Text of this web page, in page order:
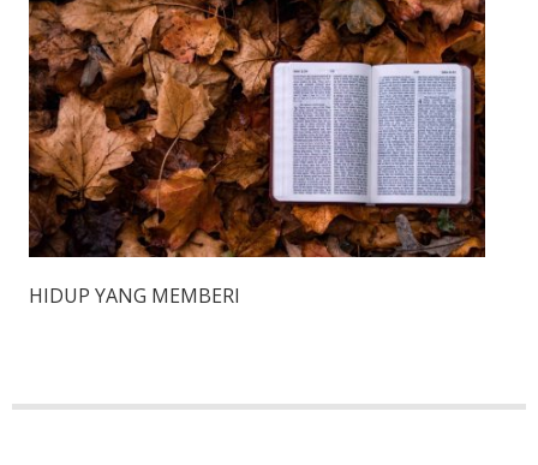
HIDUP YANG MEMBERI